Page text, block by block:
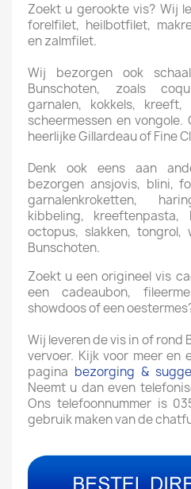
Zoekt u gerookte vis? Wij
forelfilet, heilbotfilet,
en zalmfilet.
Wij bezorgen ook
Bunschoten, zoals
garnalen, kokkels, kreeft,
scheermessen en
heerlijke Gillardeau of Fine
Denk ook eens aan
bezorgen ansjovis, blini,
garnalenkroketten,
kibbeling, kreeftenpasta,
octopus, slakken, tongrol,
Bunschoten.
Zoekt u een origineel vis
een cadeaubon,
showdoos of een
Wij leveren de vis in of rond
vervoer. Kijk voor meer en
pagina bezorging &
Neemt u dan even
Ons telefoonnummer is
gebruik maken van de